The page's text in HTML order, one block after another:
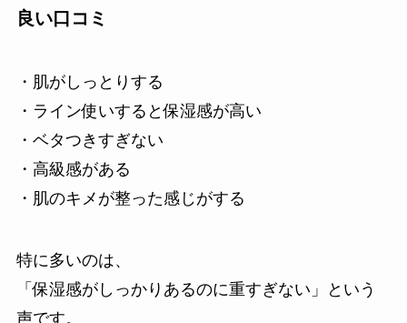
良い口コミ
・肌がしっとりする
・ライン使いすると保湿感が高い
・ベタつきすぎない
・高級感がある
・肌のキメが整った感じがする
特に多いのは、
「保湿感がしっかりあるのに重すぎない」という
声です。